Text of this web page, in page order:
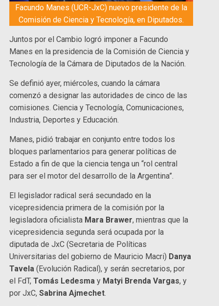
Facundo Manes (UCR-JxC) nuevo presidente de la
Comisión de Ciencia y Tecnología, en Diputados.
Juntos por el Cambio logró imponer a Facundo
Manes en la presidencia de la Comisión de Ciencia y
Tecnología de la Cámara de Diputados de la Nación.
Se definió ayer, miércoles, cuando la cámara
comenzó a designar las autoridades de cinco de las
comisiones. Ciencia y Tecnología, Comunicaciones,
Industria, Deportes y Educación.
Manes, pidió trabajar en conjunto entre todos los
bloques parlamentarios para generar políticas de
Estado a fin de que la ciencia tenga un “rol central
para ser el motor del desarrollo de la Argentina”.
El legislador radical será secundado en la
vicepresidencia primera de la comisión por la
legisladora oficialista Mara Brawer, mientras que la
vicepresidencia segunda será ocupada por la
diputada de JxC (Secretaria de Políticas
Universitarias del gobierno de Mauricio Macri) Danya
Tavela (Evolución Radical), y serán secretarios, por
el FdT,Tomás Ledesma y Matyi Brenda Vargas, y
por JxC,Sabrina Ajmechet.